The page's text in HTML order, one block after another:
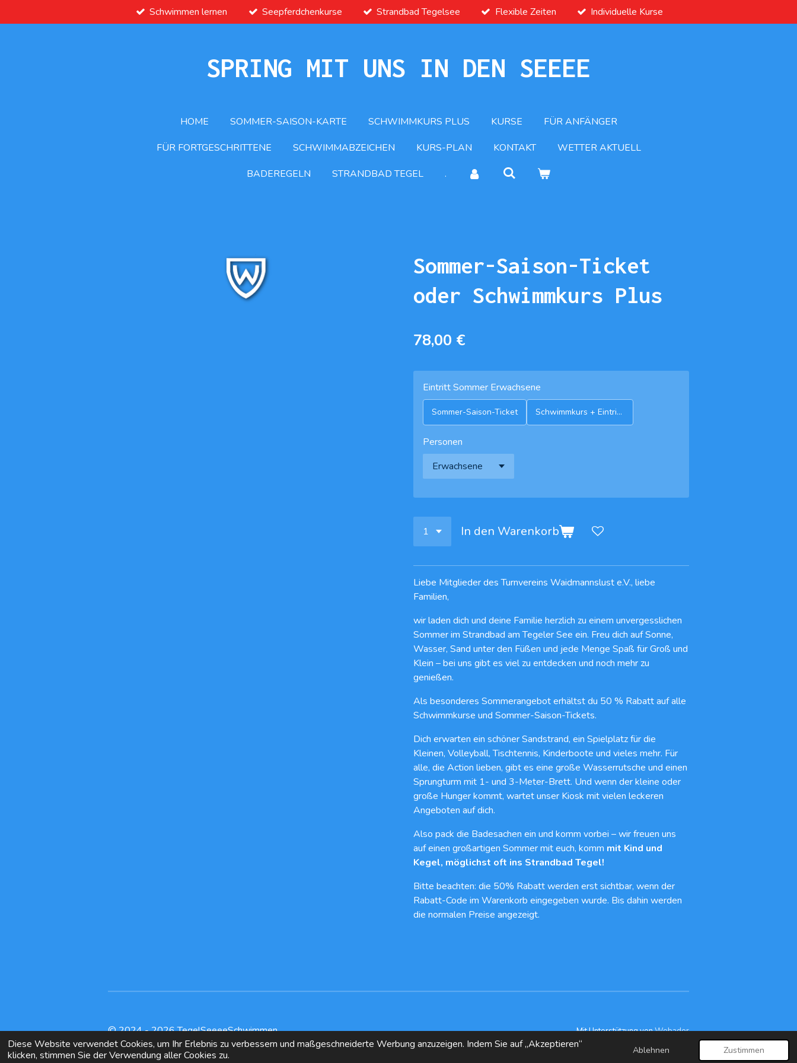
Diese Website verwendet Cookies, um Ihr Erlebnis zu verbessern und maßgeschneiderte Werbung anzuzeigen. Indem Sie auf „Akzeptieren“
klicken, stimmen Sie der Verwendung aller Cookies zu.
Ablehnen Zustimmen
Hauptinhalt
Schwimmen lernen Seepferdchenkurse Strandbad Tegelsee Flexible Zeiten Individuelle Kurse
SPRING MIT UNS IN DEN SEEEE
HOME SOMMER-SAISON-KARTE SCHWIMMKURS PLUS KURSE
FÜR ANFÄNGER
FÜR FORTGESCHRITTENE
SCHWIMMABZEICHEN KURS-PLAN KONTAKT
WETTER AKTUELL
BADEREGELN
STRANDBAD TEGEL .
Sommer-Saison-Ticket
oder Schwimmkurs Plus
78,00 €
Eintritt Sommer Erwachsene
Sommer-Saison-Ticket Schwimmkurs + Eintritt frei
Personen
In den Warenkorb
Liebe Mitglieder des Turnvereins Waidmannslust e.V., liebe
Familien,
wir laden dich und deine Familie herzlich zu einem unvergesslichen
Sommer im Strandbad am Tegeler See ein. Freu dich auf Sonne,
Wasser, Sand unter den Füßen und jede Menge Spaß für Groß und
Klein – bei uns gibt es viel zu entdecken und noch mehr zu
genießen.
Als besonderes Sommerangebot erhältst du 50 % Rabatt auf alle
Schwimmkurse und Sommer-Saison-Tickets.
Dich erwarten ein schöner Sandstrand, ein Spielplatz für die
Kleinen, Volleyball, Tischtennis, Kinderboote und vieles mehr. Für
alle, die Action lieben, gibt es eine große Wasserrutsche und einen
Sprungturm mit 1- und 3-Meter-Brett. Und wenn der kleine oder
große Hunger kommt, wartet unser Kiosk mit vielen leckeren
Angeboten auf dich.
Also pack die Badesachen ein und komm vorbei – wir freuen uns
auf einen großartigen Sommer mit euch, komm mit Kind und
Kegel, möglichst oft ins Strandbad Tegel!
Bitte beachten: die 50% Rabatt werden erst sichtbar, wenn der
Rabatt-Code im Warenkorb eingegeben wurde. Bis dahin werden
die normalen Preise angezeigt.
© 2024 - 2026 TegelSeeeeSchwimmen Mit Unterstützung vonWebador